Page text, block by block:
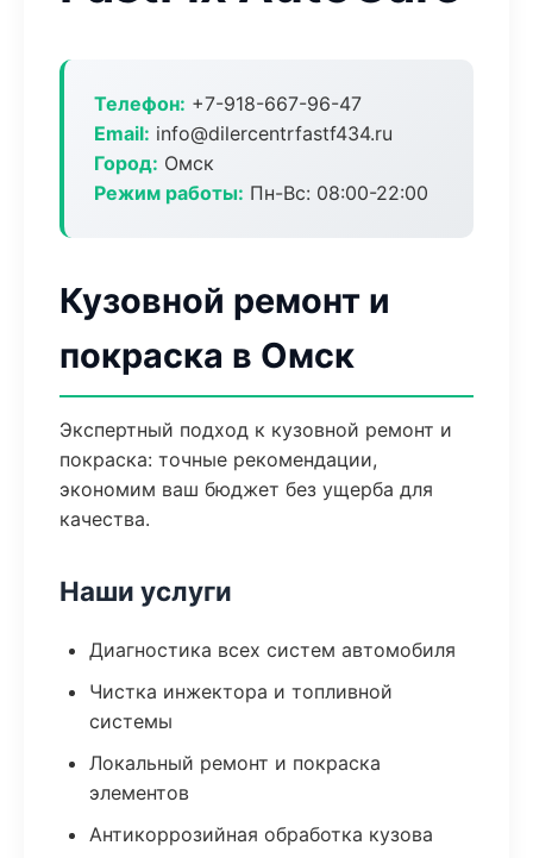
Телефон: +7-918-667-96-47
Email: info@dilercentrfastf434.ru
Город: Омск
Режим работы: Пн-Вс: 08:00-22:00
Кузовной ремонт и
покраска в Омск
Экспертный подход к кузовной ремонт и
покраска: точные рекомендации,
экономим ваш бюджет без ущерба для
качества.
Наши услуги
Диагностика всех систем автомобиля
Чистка инжектора и топливной
системы
Локальный ремонт и покраска
элементов
Антикоррозийная обработка кузова